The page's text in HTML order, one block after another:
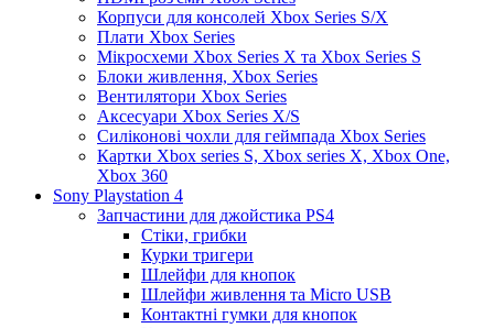
Корпуси для консолей Xbox Series S/X
Плати Xbox Series
Мікросхеми Xbox Series X та Xbox Series S
Блоки живлення, Xbox Series
Вентилятори Xbox Series
Аксесуари Xbox Series X/S
Силіконові чохли для геймпада Xbox Series
Картки Xbox series S, Xbox series X, Xbox One,
Xbox 360
Sony Playstation 4
Запчастини для джойстика PS4
Стіки, грибки
Курки тригери
Шлейфи для кнопок
Шлейфи живлення та Micro USB
Контактні гумки для кнопок